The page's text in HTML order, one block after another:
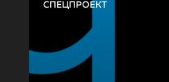
СПЕЦПРОЕКТ